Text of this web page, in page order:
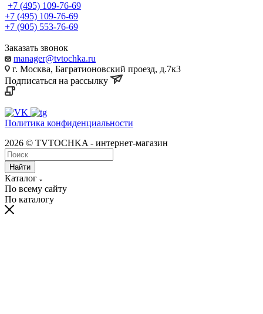
+7 (495) 109-76-69
+7 (495) 109-76-69
+7 (905) 553-76-69
Заказать звонок
manager@tvtochka.ru
г. Москва, Багратионовский проезд, д.7к3
Подписаться на рассылку
Политика конфиденциальности
2026 © TVTOCHKA - интернет-магазин
Найти
Каталог
По всему сайту
По каталогу